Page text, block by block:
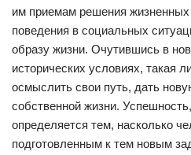
им приемам решения жизненных
поведения в социальных
образу жизни. Очутившись в
исторических условиях, такая
осмыслить свои путь, дать
собственной жизни.
определяется тем, насколько
подготовленным к тем новым